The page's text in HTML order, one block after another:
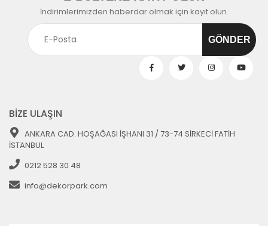
İndirimlerimizden haberdar olmak için kayıt olun.
BİZE ULAŞIN
ANKARA CAD. HOŞAĞASI İŞHANI 31 / 73-74 SİRKECİ FATİH
İSTANBUL
0212 528 30 48
info@dekorpark.com